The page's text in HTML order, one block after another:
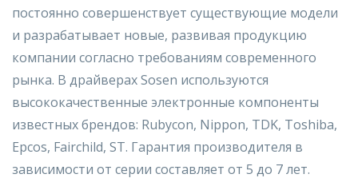
постоянно совершенствует существующие модели
и разрабатывает новые, развивая продукцию
компании согласно требованиям современного
рынка. В драйверах Sosen используются
высококачественные электронные компоненты
известных брендов: Rubycon, Nippon, TDK, Toshiba,
Epcos, Fairchild, ST. Гарантия производителя в
зависимости от серии составляет от 5 до 7 лет.